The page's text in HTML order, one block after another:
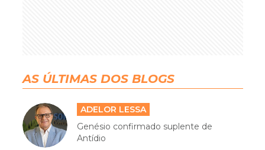
AS ÚLTIMAS DOS BLOGS
ADELOR LESSA
Genésio confirmado suplente de
Antídio